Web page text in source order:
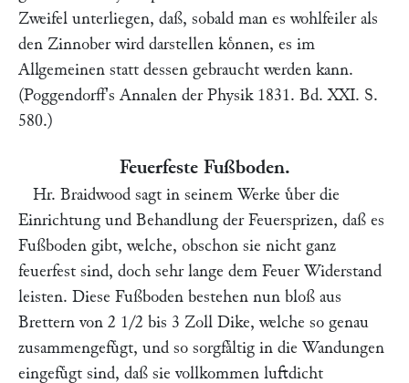
Zweifel unterliegen, daß, sobald man es wohlfeiler als
den Zinnober wird darstellen koͤnnen, es im
Allgemeinen statt dessen gebraucht werden kann.
(Poggendorff's Annalen der Physik 1831. Bd. XXI. S.
580.)
Feuerfeste Fußboden.
Hr. Braidwood sagt in seinem Werke uͤber die
Einrichtung und Behandlung der Feuersprizen, daß es
Fußboden gibt, welche, obschon sie nicht ganz
feuerfest sind, doch sehr lange dem Feuer Widerstand
leisten. Diese Fußboden bestehen nun bloß aus
Brettern von 2 1/2 bis 3 Zoll Dike, welche so genau
zusammengefuͤgt, und so sorgfaͤltig in die Wandungen
eingefuͤgt sind, daß sie vollkommen luftdicht